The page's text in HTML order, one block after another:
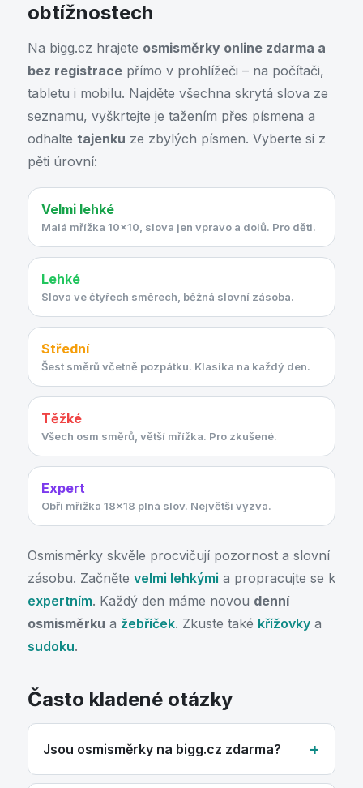
obtížnostech
Na bigg.cz hrajete osmisměrky online zdarma a
bez registrace přímo v prohlížeči – na počítači,
tabletu i mobilu. Najděte všechna skrytá slova ze
seznamu, vyškrtejte je tažením přes písmena a
odhalte tajenku ze zbylých písmen. Vyberte si z
pěti úrovní:
Velmi lehké
Malá mřížka 10×10, slova jen vpravo a dolů. Pro děti.
Lehké
Slova ve čtyřech směrech, běžná slovní zásoba.
Střední
Šest směrů včetně pozpátku. Klasika na každý den.
Těžké
Všech osm směrů, větší mřížka. Pro zkušené.
Expert
Obří mřížka 18×18 plná slov. Největší výzva.
Osmisměrky skvěle procvičují pozornost a slovní
zásobu. Začněte velmi lehkými a propracujte se k
expertním. Každý den máme novou denní
osmisměrku a žebříček. Zkuste také křížovky a
sudoku.
Často kladené otázky
Jsou osmisměrky na bigg.cz zdarma?